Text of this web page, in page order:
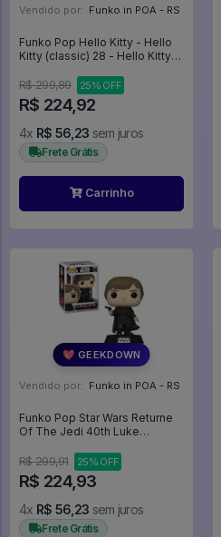
Vendido por: Funko in POA - RS
Funko Pop Hello Kitty - Hello
Kitty (classic) 28 - Hello Kitty
R$ 299,89
25% OFF
R$ 224,92
4x R$ 56,23 sem juros
Frete Grátis
Carrinho
💖 GEEKDOWN
Vendido por: Funko in POA - RS
Funko Pop Star Wars Returne
Of The Jedi 40th Luke
R$ 299,91
25% OFF
R$ 224,93
4x R$ 56,23 sem juros
Frete Grátis